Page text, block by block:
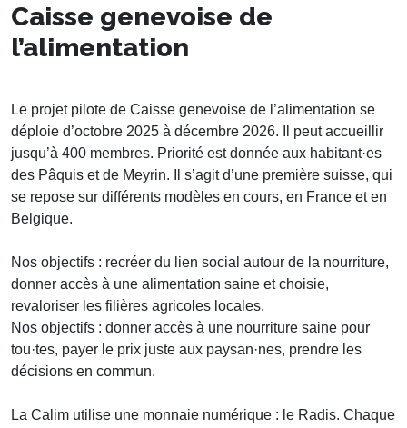
Caisse genevoise de
l’alimentation
Le projet pilote de Caisse genevoise de l’alimentation se
déploie d’octobre 2025 à décembre 2026. Il peut accueillir
jusqu’à 400 membres. Priorité est donnée aux habitant·es
des Pâquis et de Meyrin. Il s’agit d’une première suisse, qui
se repose sur différents modèles en cours, en France et en
Belgique.
Nos objectifs : recréer du lien social autour de la nourriture,
donner accès à une alimentation saine et choisie,
revaloriser les filières agricoles locales.
Nos objectifs : donner accès à une nourriture saine pour
tou·tes, payer le prix juste aux paysan·nes, prendre les
décisions en commun.
La Calim utilise une monnaie numérique : le Radis. Chaque